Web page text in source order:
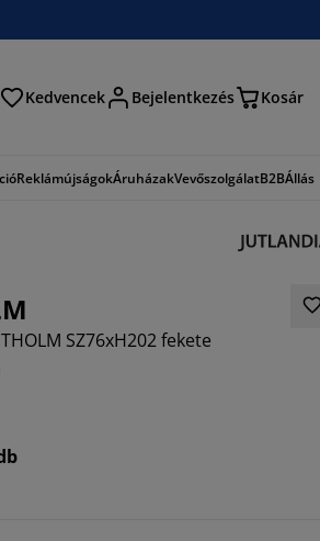
Kedvencek Bejelentkezés Kosár
ReklámújságokÁruházakVevőszolgálatB2BÁllás
SZ76xH202 fekete